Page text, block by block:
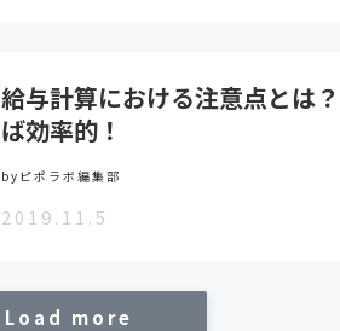
給与計算における注意点とは
ば効率的！
byピポラボ編集部
2019.11.5
Load more